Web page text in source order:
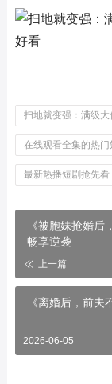
扫地就变强：满级大
在线观看全集的热门
最新热播短剧抢先看
《被胞妹抢婚
畅享逆袭
上一篇
《离婚后，前
2026-06-05